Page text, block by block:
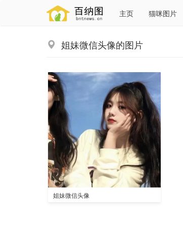
主页 猫咪图片
姐妹微信头像的图片
姐妹微信头像